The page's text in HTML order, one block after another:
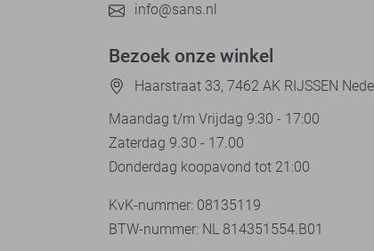
info@sans.nl
Bezoek onze winkel
Haarstraat 33, 7462 AK RIJSSEN
Maandag t/m Vrijdag 9:30 - 17:00
Zaterdag 9.30 - 17.00
Donderdag koopavond tot 21:00
KvK-nummer: 08135119
BTW-nummer: NL 814351554.B01